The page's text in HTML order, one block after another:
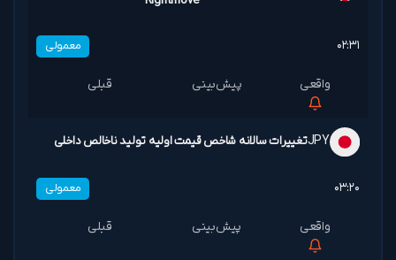
۰۲:۳۱ معمولی
۰۳:۲۰
JPYتغییرات سالانه شاخص قیمت اولیه تولید ناخالص داخلی
معمولی